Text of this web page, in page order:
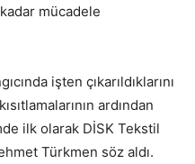
mücadele
işten çıkarıldıklarını
ardından
ilk olarak DİSK Tekstil
Türkmen söz aldı.